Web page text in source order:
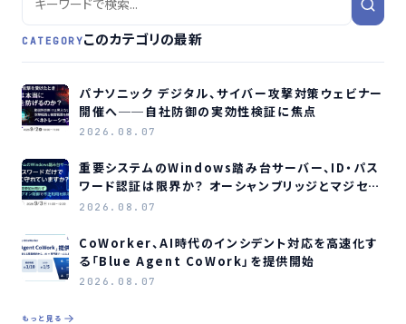
CATEGORYこのカテゴリの最新
パナソニック デジタル、サイバー攻撃対策ウェビナー
開催へ──自社防御の実効性検証に焦点
2026.08.07
重要システムのWindows踏み台サーバー、ID・パス
ワード認証は限界か？ オーシャンブリッジとマジセミ
がウェビナー開催へ
2026.08.07
CoWorker、AI時代のインシデント対応を高速化す
る「Blue Agent CoWork」を提供開始
2026.08.07
もっと見る